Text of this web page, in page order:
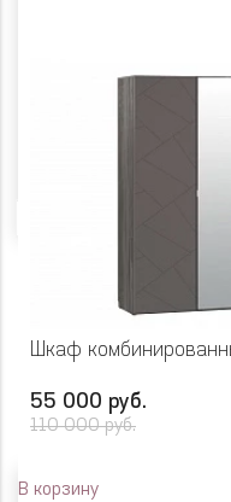
Шкаф
55 000 руб.
110 000 руб.
В корзину